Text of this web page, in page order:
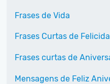
Frases de Vida
Frases Curtas de
Frases curtas de
Mensagens de Feliz